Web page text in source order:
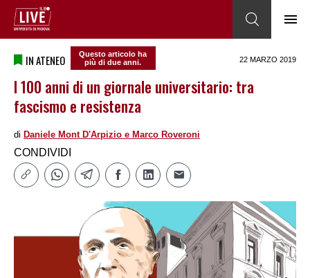
IN ATENEO
Questo articolo ha
più di due anni.
22 MARZO 2019
I 100 anni di un giornale universitario: tra
fascismo e resistenza
di Daniele Mont D'Arpizio e Marco Roveroni
CONDIVIDI